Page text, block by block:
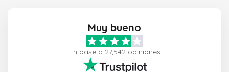
Muy bueno
En base a 27,542 opiniones